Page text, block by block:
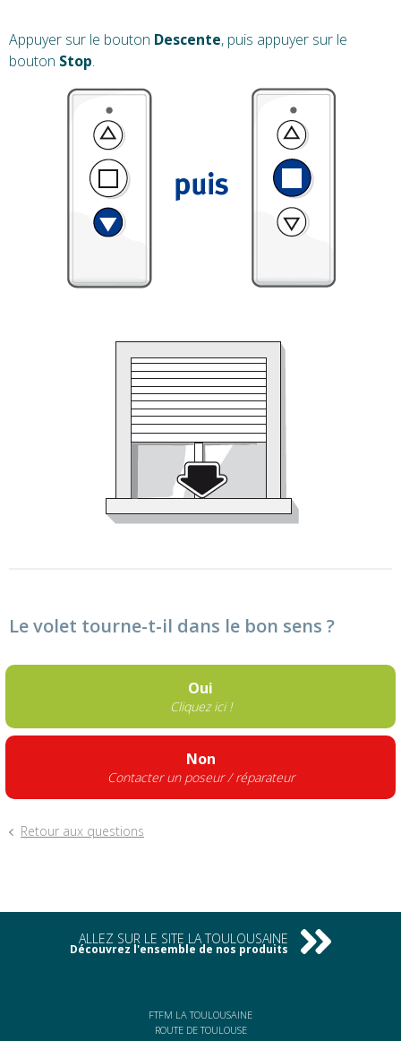
Appuyer sur le bouton Descente, puis appuyer sur le
bouton Stop.
Le volet tourne-t-il dans le bon sens ?
Oui
Cliquez ici !
Non
Contacter un poseur / réparateur
Retour aux questions
FTFM LA TOULOUSAINE
ROUTE DE TOULOUSE
ALLEZ SUR LE SITE LA TOULOUSAINE
Découvrez l'ensemble de nos produits